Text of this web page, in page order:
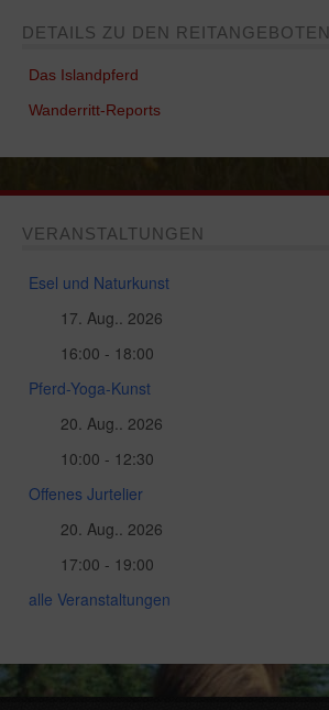
DETAILS ZU DEN REITANGEBOTEN
Das Islandpferd
Wanderritt-Reports
VERANSTALTUNGEN
Esel und Naturkunst
17. Aug.. 2026
16:00 - 18:00
Pferd-Yoga-Kunst
20. Aug.. 2026
10:00 - 12:30
Offenes Jurtelier
20. Aug.. 2026
17:00 - 19:00
alle Veranstaltungen